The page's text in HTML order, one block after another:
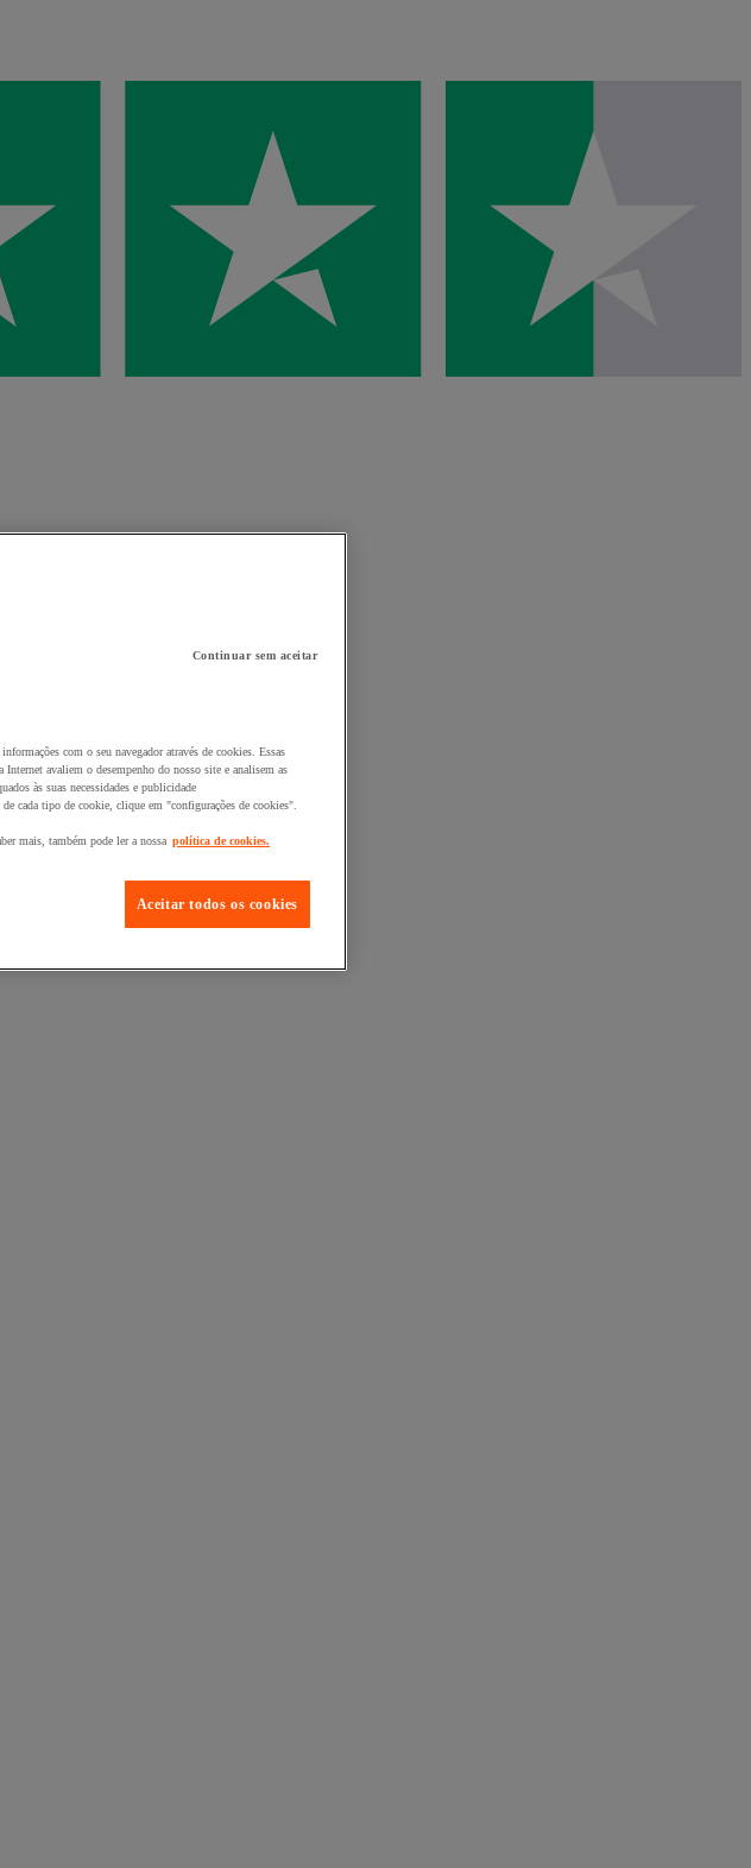
Continuar sem aceitar
com o seu navegador através de cookies. Essas
avaliem o desempenho do nosso site e analisem as
às suas necessidades e publicidade
cada tipo de cookie, clique em "configurações de cookies".
mais, também pode ler a nossa política de cookies.
Aceitar todos os cookies